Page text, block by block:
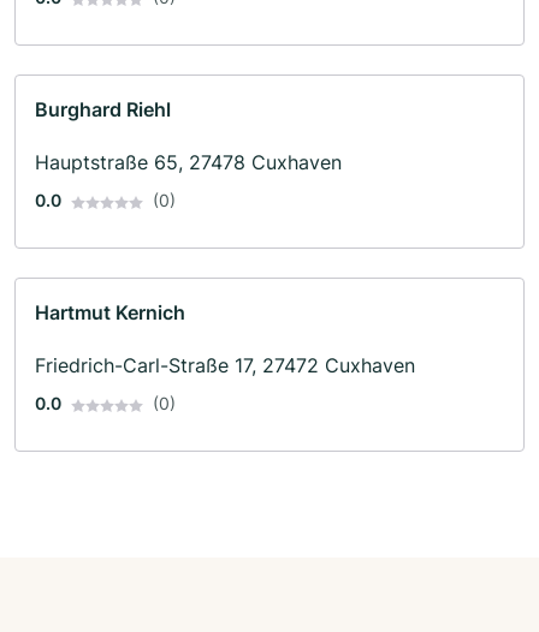
Burghard Riehl
Hauptstraße 65, 27478 Cuxhaven
0.0 (0)
Hartmut Kernich
Friedrich-Carl-Straße 17, 27472 Cuxhaven
0.0 (0)